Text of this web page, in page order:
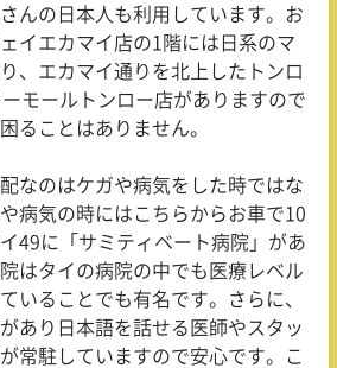
んの日本人も利用しています。お
イエカマイ店の1階には日系のマ
、エカマイ通りを北上したトンロ
モールトンロー店がありますので
ることはありません。
なのはケガや病気をした時ではな
病気の時にはこちらからお車で10
49に「サミティベート病院」があ
はタイの病院の中でも医療レベル
いることでも有名です。さらに、
あり日本語を話せる医師やスタッ
常駐していますので安心です。こ